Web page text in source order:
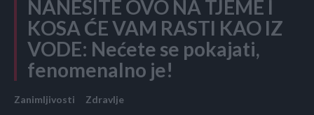
NANESITE OVO NA TJEME I
KOSA ĆE VAM RASTI KAO IZ
VODE: Nećete se pokajati,
fenomenalno je!
Zanimljivosti Zdravlje